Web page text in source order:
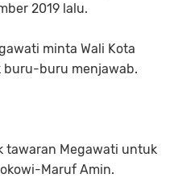
2019 lalu.
minta Wali Kota
buru menjawab.
tawaran Megawati untuk
Maruf Amin.